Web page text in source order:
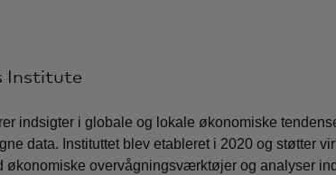
Institute
indsigter i globale og lokale økonomiske
data. Instituttet blev etableret i 2020 og støtter
økonomiske overvågningsværktøjer og analyser